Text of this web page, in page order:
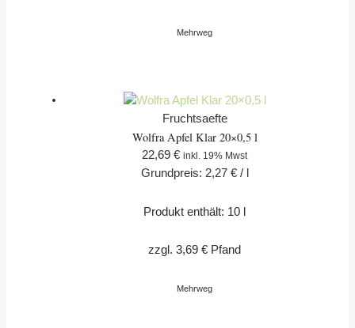
Mehrweg
Fruchtsaefte
Wolfra Apfel Klar 20×0,5 l
22,69€ inkl. 19% Mwst
Grundpreis: 2,27 €/
Produkt enthält: 10 l
zzgl.3,69€ Pfand
Mehrweg